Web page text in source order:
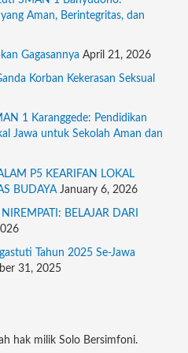
Aman, Berintegritas, dan
Gagasannya April 21, 2026
Korban Kekerasan Seksual
1 Karanggede: Pendidikan
Jawa untuk Sekolah Aman dan
P5 KEARIFAN LOKAL
BUDAYA January 6, 2026
BELAJAR DARI
Tahun 2025 Se-Jawa
31, 2025
hak milik Solo Bersimfoni.